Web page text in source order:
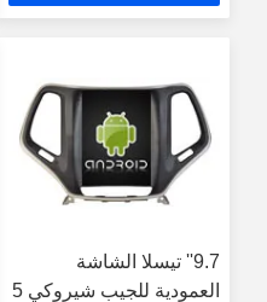
ستيريو GPS، مشغل
9.7'' تيسلا الشاشة
العمودية للجيب شيروكي 5